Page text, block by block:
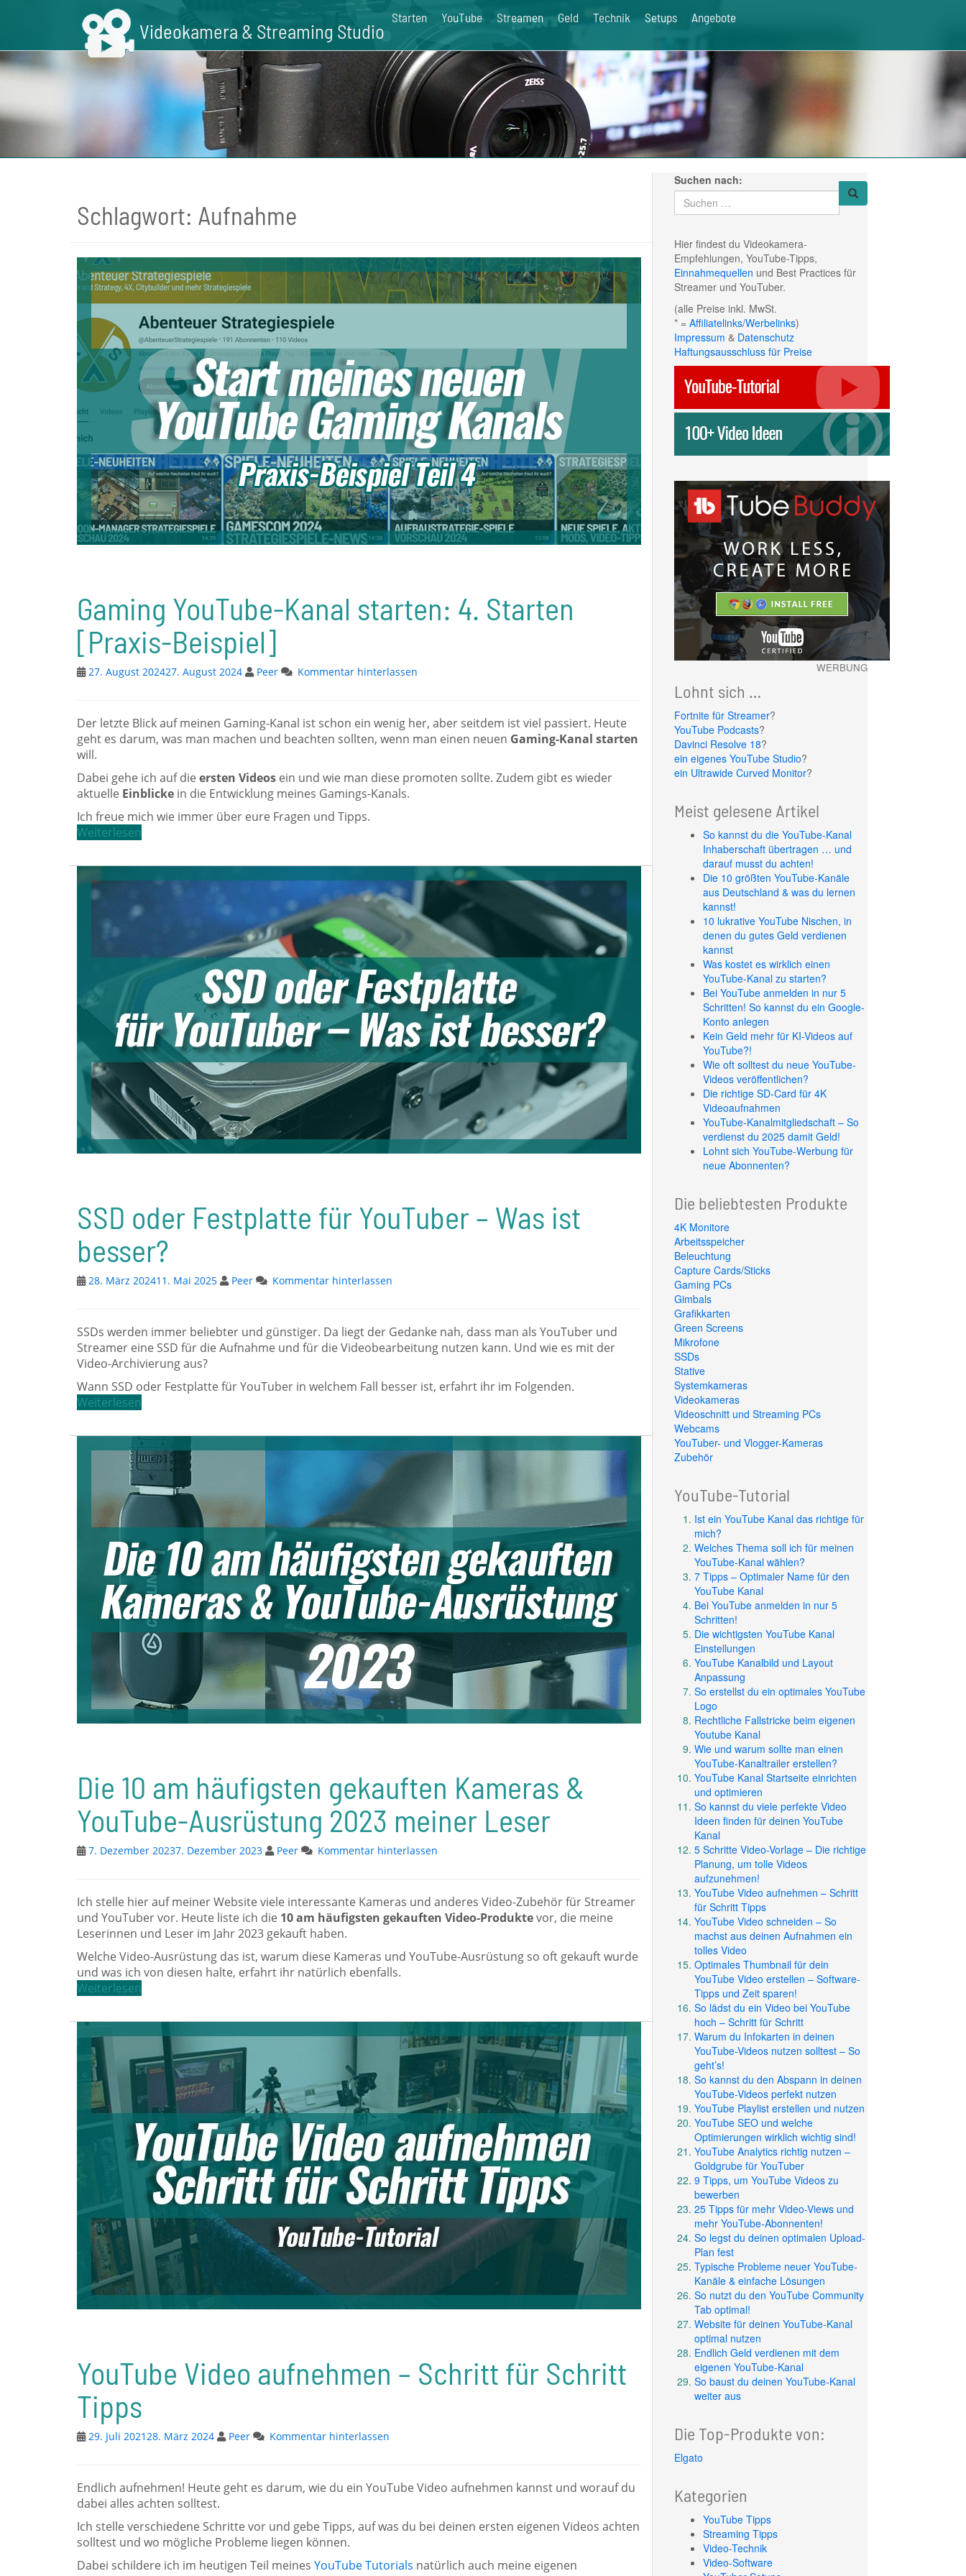
content
Videokamera & Streaming Studio
Starten YouTube Streamen Geld Technik Setups Angebote
Schlagwort: Aufnahme
Gaming YouTube-Kanal starten: 4. Starten
[Praxis-Beispiel]
27. August 202427. August 2024 Peer Kommentar hinterlassen
Der letzte Blick auf meinen Gaming-Kanal ist schon ein wenig her, aber seitdem ist viel passiert. Heute
geht es darum, was man machen und beachten sollten, wenn man einen neuen Gaming-Kanal starten
will.
Dabei gehe ich auf die ersten Videos ein und wie man diese promoten sollte. Zudem gibt es wieder
aktuelle Einblicke in die Entwicklung meines Gamings-Kanals.
Ich freue mich wie immer über eure Fragen und Tipps.
Weiterlesen
SSD oder Festplatte für YouTuber – Was ist
besser?
28. März 202411. Mai 2025 Peer Kommentar hinterlassen
SSDs werden immer beliebter und günstiger. Da liegt der Gedanke nah, dass man als YouTuber und
Streamer eine SSD für die Aufnahme und für die Videobearbeitung nutzen kann. Und wie es mit der
Video-Archivierung aus?
Wann SSD oder Festplatte für YouTuber in welchem Fall besser ist, erfahrt ihr im Folgenden.
Weiterlesen
Die 10 am häufigsten gekauften Kameras &
YouTube-Ausrüstung 2023 meiner Leser
7. Dezember 20237. Dezember 2023 Peer Kommentar hinterlassen
Ich stelle hier auf meiner Website viele interessante Kameras und anderes Video-Zubehör für Streamer
und YouTuber vor. Heute liste ich die 10 am häufigsten gekauften Video-Produktevor, die meine
Leserinnen und Leser im Jahr 2023 gekauft haben.
Welche Video-Ausrüstung das ist, warum diese Kameras und YouTube-Ausrüstung so oft gekauft wurde
und was ich von diesen halte, erfahrt ihr natürlich ebenfalls.
Weiterlesen
YouTube Video aufnehmen – Schritt für Schritt
Tipps
29. Juli 202128. März 2024 Peer Kommentar hinterlassen
Endlich aufnehmen! Heute geht es darum, wie du ein YouTube Video aufnehmen kannst und worauf du
dabei alles achten solltest.
Ich stelle verschiedene Schritte vor und gebe Tipps, auf was du bei deinen ersten eigenen Videos achten
solltest und wo mögliche Probleme liegen können.
Dabei schildere ich im heutigen Teil meines YouTube Tutorials natürlich auch meine eigenen
Suchen nach:
Hier findest du Videokamera-
Empfehlungen, YouTube-Tipps,
Einnahmequellen und Best Practices für
Streamer und YouTuber.
(alle Preise inkl. MwSt.
* = Affiliatelinks/Werbelinks)
Impressum & Datenschutz
Haftungsausschluss für Preise
WERBUNG
Lohnt sich …
Fortnite für Streamer?
YouTube Podcasts?
Davinci Resolve 18?
ein eigenes YouTube Studio?
ein Ultrawide Curved Monitor?
Meist gelesene Artikel
So kannst du die YouTube-Kanal
Inhaberschaft übertragen … und
darauf musst du achten!
Die 10 größten YouTube-Kanäle
aus Deutschland & was du lernen
kannst!
10 lukrative YouTube Nischen, in
denen du gutes Geld verdienen
kannst
Was kostet es wirklich einen
YouTube-Kanal zu starten?
Bei YouTube anmelden in nur 5
Schritten! So kannst du ein Google-
Konto anlegen
Kein Geld mehr für KI-Videos auf
YouTube?!
Wie oft solltest du neue YouTube-
Videos veröffentlichen?
Die richtige SD-Card für 4K
Videoaufnahmen
YouTube-Kanalmitgliedschaft – So
verdienst du 2025 damit Geld!
Lohnt sich YouTube-Werbung für
neue Abonnenten?
Die beliebtesten Produkte
4K Monitore
Arbeitsspeicher
Beleuchtung
Capture Cards/Sticks
Gaming PCs
Gimbals
Grafikkarten
Green Screens
Mikrofone
SSDs
Stative
Systemkameras
Videokameras
Videoschnitt und Streaming PCs
Webcams
YouTuber- und Vlogger-Kameras
Zubehör
YouTube-Tutorial
Ist ein YouTube Kanal das richtige für
mich?
Welches Thema soll ich für meinen
YouTube-Kanal wählen?
7 Tipps – Optimaler Name für den
YouTube Kanal
Bei YouTube anmelden in nur 5
Schritten!
Die wichtigsten YouTube Kanal
Einstellungen
YouTube Kanalbild und Layout
Anpassung
So erstellst du ein optimales YouTube
Logo
Rechtliche Fallstricke beim eigenen
Youtube Kanal
Wie und warum sollte man einen
YouTube-Kanaltrailer erstellen?
YouTube Kanal Startseite einrichten
und optimieren
So kannst du viele perfekte Video
Ideen finden für deinen YouTube
Kanal
5 Schritte Video-Vorlage – Die richtige
Planung, um tolle Videos
aufzunehmen!
YouTube Video aufnehmen – Schritt
für Schritt Tipps
YouTube Video schneiden – So
machst aus deinen Aufnahmen ein
tolles Video
Optimales Thumbnail für dein
YouTube Video erstellen – Software-
Tipps und Zeit sparen!
So lädst du ein Video bei YouTube
hoch – Schritt für Schritt
Warum du Infokarten in deinen
YouTube-Videos nutzen solltest – So
geht’s!
So kannst du den Abspann in deinen
YouTube-Videos perfekt nutzen
YouTube Playlist erstellen und nutzen
YouTube SEO und welche
Optimierungen wirklich wichtig sind!
YouTube Analytics richtig nutzen –
Goldgrube für YouTuber
9 Tipps, um YouTube Videos zu
bewerben
25 Tipps für mehr Video-Views und
mehr YouTube-Abonnenten!
So legst du deinen optimalen Upload-
Plan fest
Typische Probleme neuer YouTube-
Kanäle & einfache Lösungen
So nutzt du den YouTube Community
Tab optimal!
Website für deinen YouTube-Kanal
optimal nutzen
Endlich Geld verdienen mit dem
eigenen YouTube-Kanal
So baust du deinen YouTube-Kanal
weiter aus
Die Top-Produkte von:
Elgato
Kategorien
YouTube Tipps
Streaming Tipps
Video-Technik
Video-Software